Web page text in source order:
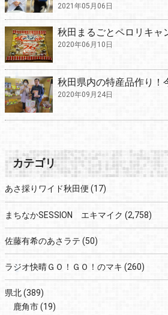
2021年05月06日
秋田まるごとペロリキャ
2020年06月10日
秋田県内の特産品作り！
2020年09月24日
カテゴリ
あさ採りワイド秋田便 (17)
まちなかSESSION エキマイク (2,758)
佐藤有希のあさラテ (50)
ラジオ快晴ＧＯ！ＧＯ！のマキ (260)
県北(389)
鹿角市(19)